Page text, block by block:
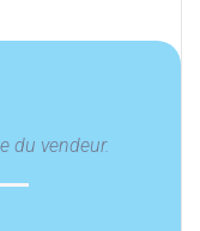
du vendeur.